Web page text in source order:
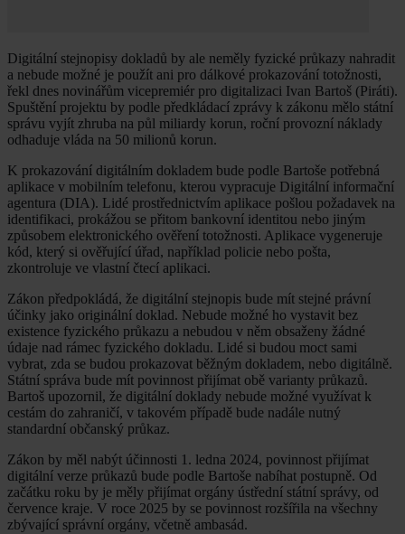
Digitální stejnopisy dokladů by ale neměly fyzické průkazy nahradit
a nebude možné je použít ani pro dálkové prokazování totožnosti,
řekl dnes novinářům vicepremiér pro digitalizaci Ivan Bartoš (Piráti).
Spuštění projektu by podle předkládací zprávy k zákonu mělo státní
správu vyjít zhruba na půl miliardy korun, roční provozní náklady
odhaduje vláda na 50 milionů korun.
K prokazování digitálním dokladem bude podle Bartoše potřebná
aplikace v mobilním telefonu, kterou vypracuje Digitální informační
agentura (DIA). Lidé prostřednictvím aplikace pošlou požadavek na
identifikaci, prokážou se přitom bankovní identitou nebo jiným
způsobem elektronického ověření totožnosti. Aplikace vygeneruje
kód, který si ověřující úřad, například policie nebo pošta,
zkontroluje ve vlastní čtecí aplikaci.
Zákon předpokládá, že digitální stejnopis bude mít stejné právní
účinky jako originální doklad. Nebude možné ho vystavit bez
existence fyzického průkazu a nebudou v něm obsaženy žádné
údaje nad rámec fyzického dokladu. Lidé si budou moct sami
vybrat, zda se budou prokazovat běžným dokladem, nebo digitálně.
Státní správa bude mít povinnost přijímat obě varianty průkazů.
Bartoš upozornil, že digitální doklady nebude možné využívat k
cestám do zahraničí, v takovém případě bude nadále nutný
standardní občanský průkaz.
Zákon by měl nabýt účinnosti 1. ledna 2024, povinnost přijímat
digitální verze průkazů bude podle Bartoše nabíhat postupně. Od
začátku roku by je měly přijímat orgány ústřední státní správy, od
července kraje. V roce 2025 by se povinnost rozšířila na všechny
zbývající správní orgány, včetně ambasád.